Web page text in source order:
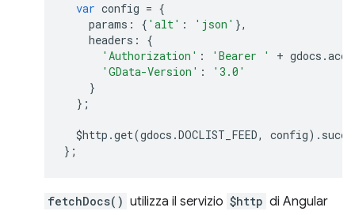
var config = {
params : { 'alt' : 'json' },
headers :
{
'Authorization' : 'Bearer ' + gdocs .
'GData-Version' :
'3.0'
}
};
$http .get(gdocs .DOCLIST_FEED, config).
};
fetchDocs() utilizza il servizio $http di Angular